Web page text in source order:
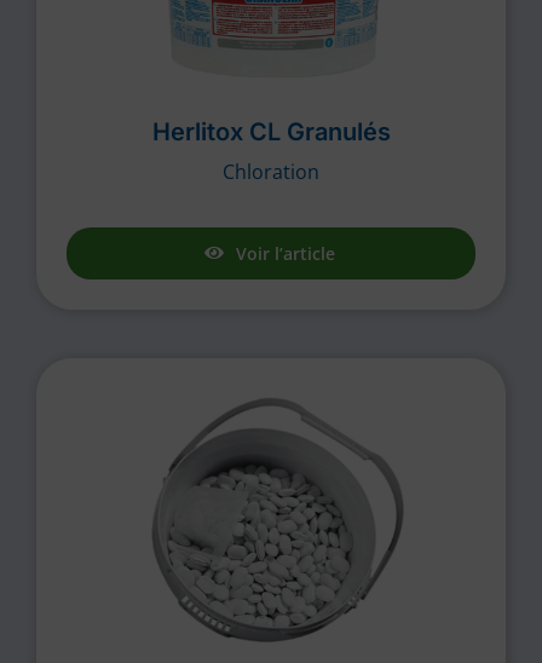
Herlitox CL Granulés
Chloration
Voir l’article